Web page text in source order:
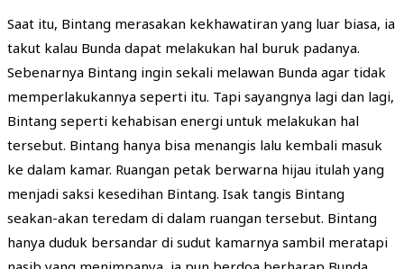
Saat itu, Bintang merasakan kekhawatiran yang luar biasa, ia
takut kalau Bunda dapat melakukan hal buruk padanya.
Sebenarnya Bintang ingin sekali melawan Bunda agar tidak
memperlakukannya seperti itu. Tapi sayangnya lagi dan lagi,
Bintang seperti kehabisan energi untuk melakukan hal
tersebut. Bintang hanya bisa menangis lalu kembali masuk
ke dalam kamar. Ruangan petak berwarna hijau itulah yang
menjadi saksi kesedihan Bintang. Isak tangis Bintang
seakan-akan teredam di dalam ruangan tersebut. Bintang
hanya duduk bersandar di sudut kamarnya sambil meratapi